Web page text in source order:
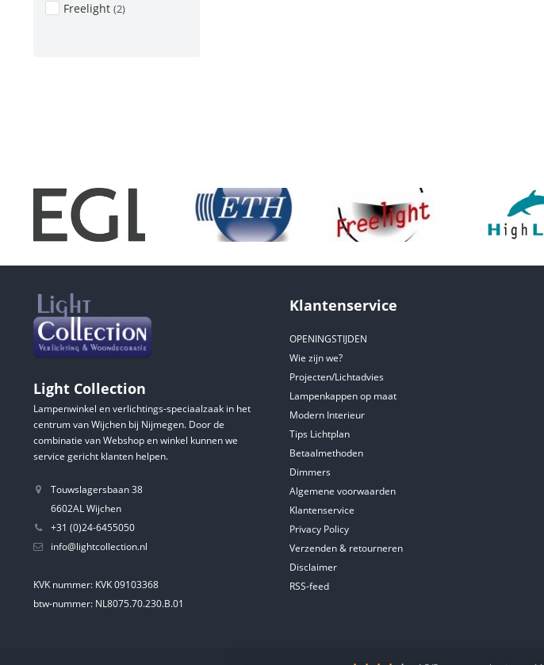
Freelight (2)
Light Collection
Lampenwinkel en verlichtings-speciaalzaak in het
centrum van Wijchen bij Nijmegen. Door de
combinatie van Webshop en winkel kunnen we
service gericht klanten helpen.
Touwslagersbaan 38
6602AL Wijchen
+31 (0)24-6455050
info@lightcollection.nl
KVK nummer: KVK 09103368
btw-nummer: NL8075.70.230.B.01
Klantenservice
OPENINGSTIJDEN
Wie zijn we?
Projecten/Lichtadvies
Lampenkappen op maat
Modern Interieur
Tips Lichtplan
Betaalmethoden
Dimmers
Algemene voorwaarden
Klantenservice
Privacy Policy
Verzenden & retourneren
Disclaimer
RSS-feed